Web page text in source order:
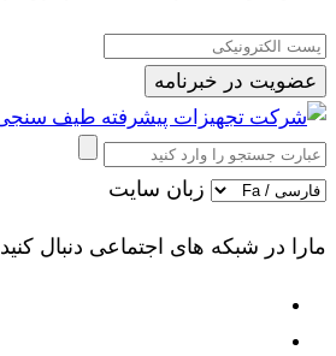
عضویت در خبرنامه
زبان سایت
مارا در شبکه های اجتماعی دنبال کنید